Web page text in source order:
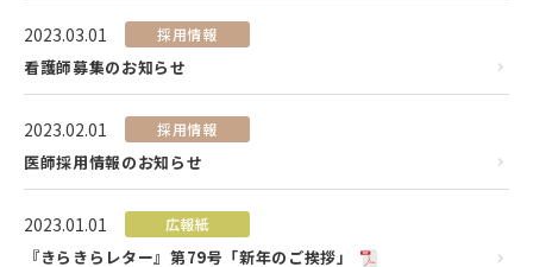
2023.03.01 採用情報
看護師募集のお知らせ
2023.02.01 採用情報
医師採用情報のお知らせ
2023.01.01 広報紙
『きらきらレター』第79号「新年のご挨拶」